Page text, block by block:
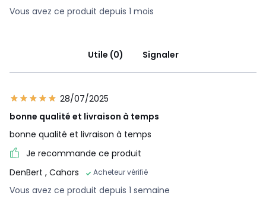
Vous avez ce produit depuis 1 mois
Utile (0) Signaler
28/07/2025
bonne qualité et livraison à temps
bonne qualité et livraison à temps
Je recommande ce produit
DenBert , Cahors Acheteur vérifié
Vous avez ce produit depuis 1 semaine